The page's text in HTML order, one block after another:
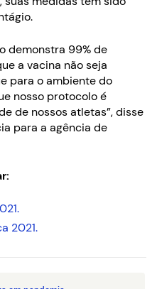
demonstra 99% de
a vacina não seja
para o ambiente do
nosso protocolo é
de nossos atletas”, disse
para a agência de
2021.